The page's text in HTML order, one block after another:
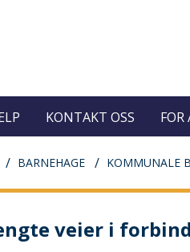
KONTAKT OSS
BARNEHAGE KOMMUNALE
veier i